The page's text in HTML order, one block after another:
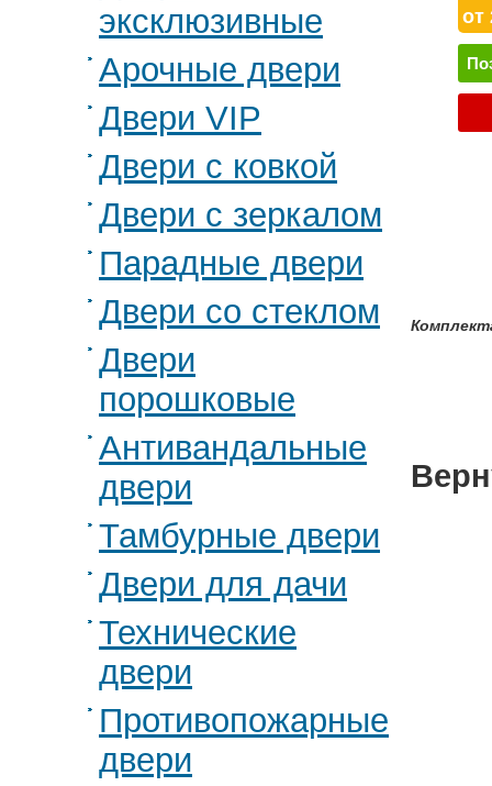
эксклюзивные
Арочные двери
Двери VIP
Двери с ковкой
Двери с зеркалом
Парадные двери
Двери со стеклом
Двери
порошковые
Антивандальные
двери
Тамбурные двери
Двери для дачи
Технические
двери
Противопожарные
двери
от